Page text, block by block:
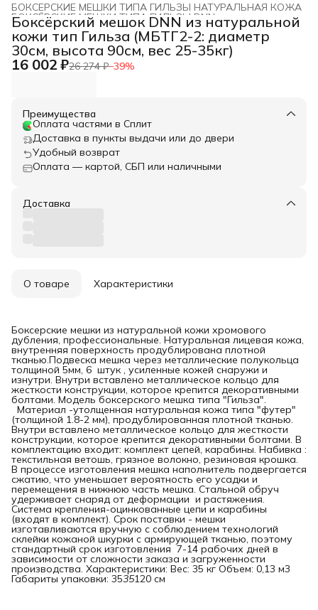
БОКСЕРСКИЕ МЕШКИ ТИПА ГИЛЬЗЫ НАТУРАЛЬНАЯ КОЖА
БОКСЁРСКИЕ МЕШКИ ТИПА ГИЛЬЗЫ DNN ›
БОКСЕРСКИЕ МЕШКИ DNN ›
Главная ›
Боксёрский мешок DNN из натуральной
кожи тип Гильза (МБТГ2-2: диаметр
30см, высота 90см, вес 25-35кг)
16 002 ₽26 274 ₽−39%
Преимущества
Оплата частями в Сплит
Доставка в пункты выдачи или до двери
Удобный возврат
Оплата — картой, СБП или наличными
Доставка
О товаре Характеристики
Боксерские мешки из натуральной кожи хромового
дубления, профессиональные. Натуральная лицевая кожа,
внутренняя поверхность продублирована плотной
тканью.Подвеска мешка через металлические полукольца
толщиной 5мм, 6 штук , усиленные кожей снаружи и
изнутри. Внутри вставлено металлическое кольцо для
жесткости конструкции, которое крепится декоративными
болтами. Модель боксерского мешка типа "Гильза".
Материал -утолщенная натуральная кожа типа "футер"
(толщиной 1.8-2 мм), продублированная плотной тканью.
Внутри вставлено металлическое кольцо для жесткости
конструкции, которое крепится декоративными болтами. В
комплектацию входит: комплект цепей, карабины. Набивка :
текстильная ветошь, грязное волокно, резиновая крошка.
В процессе изготовления мешка наполнитель подвергается
сжатию, что уменьшает вероятность его усадки и
перемещения в нижнюю часть мешка. Стальной обруч
удерживает снаряд от деформации и растяжения.
Система крепления-оцинкованные цепи и карабины
(входят в комплект). Срок поставки - мешки
изготавливаются вручную с соблюдением технологий
склейки кожаной шкурки с армирующей тканью, поэтому
стандартный срок изготовления 7-14 рабочих дней в
зависимости от сложности заказа и загруженности
производства. Характеристики: Вес: 35 кг Объем: 0,13 м3
Габариты упаковки: 3535120 см